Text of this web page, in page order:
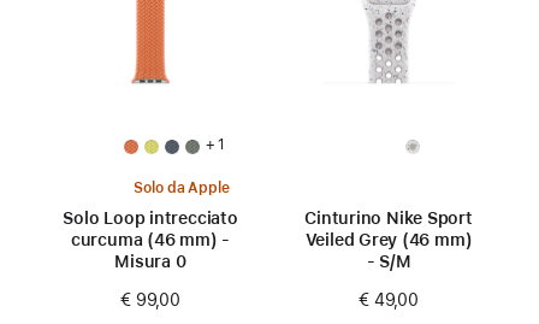
+ 1
Solo da Apple
Solo Loop intrecciato
curcuma (46 mm) -
Misura 0
€ 99,00
Cinturino Nike Sport
Veiled Grey (46 mm)
- S/M
€ 49,00